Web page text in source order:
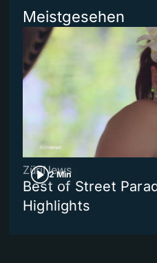
Meistgesehen
2 Min
ZüriNews
Best of Street
Highlights